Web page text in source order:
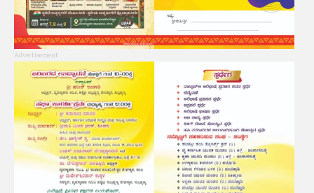
Advertisement